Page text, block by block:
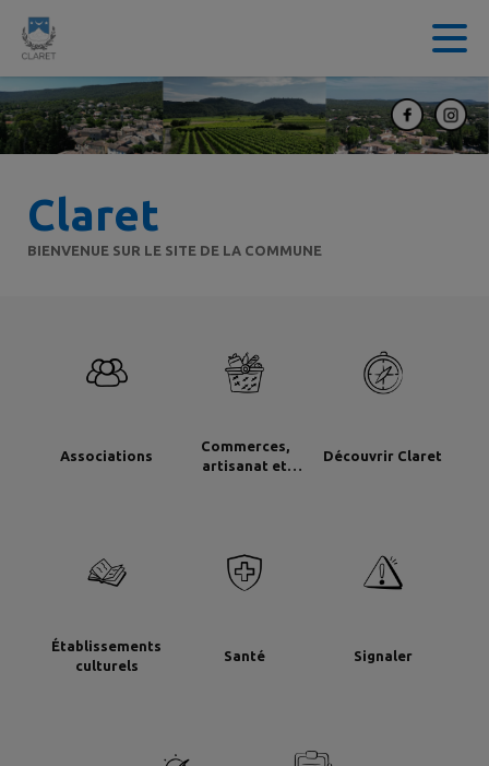
Contenu
Claret
BIENVENUE SUR LE SITE DE LA COMMUNE
Associations
Commerces,
artisanat et
Découvrir Claret
Établissements
culturels
Santé Signaler